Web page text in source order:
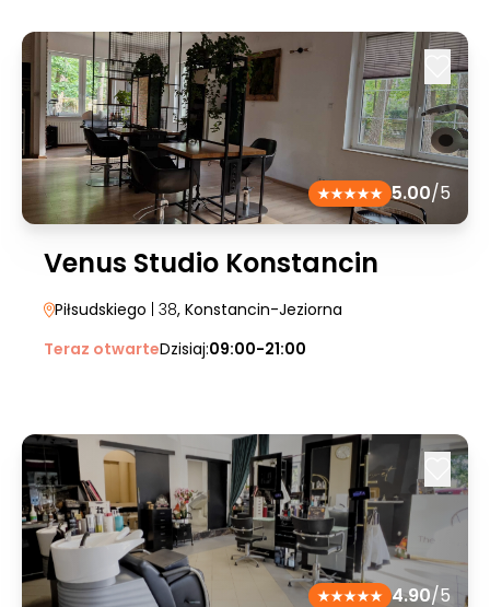
5.00/5
Venus Studio Konstancin
Piłsudskiego | 38, Konstancin-Jeziorna
Teraz otwarteDzisiaj:09:00-21:00
4.90/5